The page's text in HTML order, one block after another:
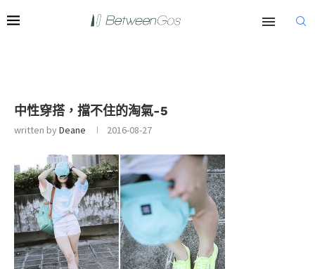
中性穿搭，擋不住的淘氣-5
written byDeane 2016-08-27